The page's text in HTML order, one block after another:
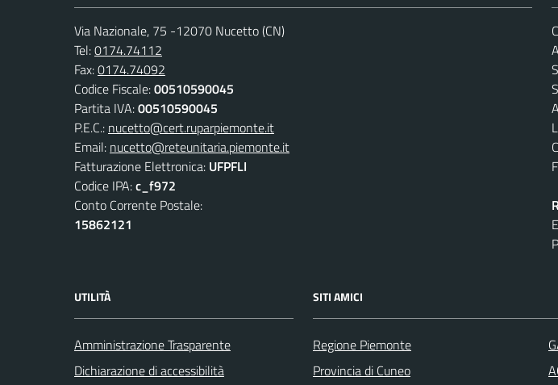
Via Nazionale, 75 -12070 Nucetto (CN)
Tel:0174.74112
Fax:0174.74092
Codice Fiscale:00510590045
Partita IVA:00510590045
P.E.C.: nucetto@cert.ruparpiemonte.it
Email: nucetto@reteunitaria.piemonte.it
Fatturazione Elettronica: UFPFLI
Codice IPA:c_f972
Conto Corrente Postale:
15862121
UTILITÀ
Amministrazione Trasparente
Dichiarazione di accessibilità
SITI AMICI
Regione Piemonte
Provincia di Cuneo